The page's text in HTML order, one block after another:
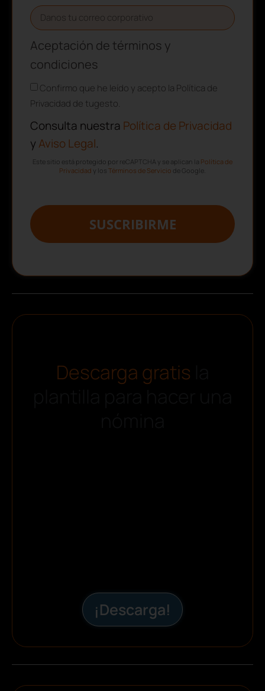
Aceptación de términos y
condiciones
Confirmo que he leído y acepto la Política de
Privacidad de tugesto.
Consulta nuestra Política de Privacidad
y Aviso Legal.
Este sitio está protegido por reCAPTCHA y se aplican la Política de
Privacidad y los Términos de Servicio de Google.
SUSCRIBIRME
Descarga gratis
¡Descarga!